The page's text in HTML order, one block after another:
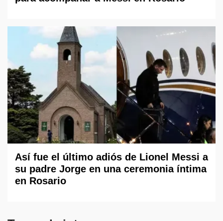
Así fue el último adiós de Lionel Messi a
su padre Jorge en una ceremonia íntima
en Rosario